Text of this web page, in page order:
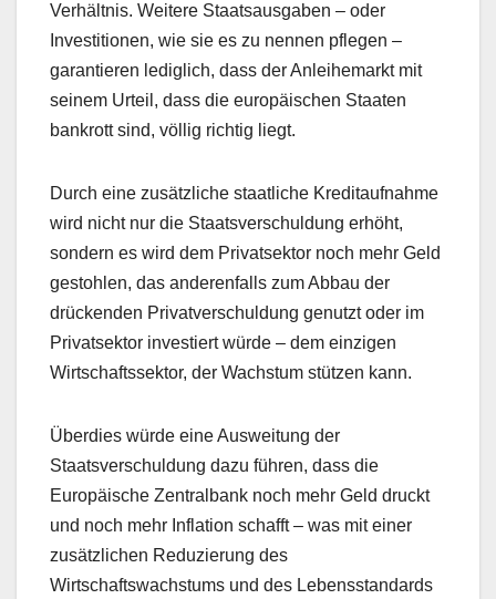
Verhältnis. Weitere Staatsausgaben – oder
Investitionen, wie sie es zu nennen pflegen –
garantieren lediglich, dass der Anleihemarkt mit
seinem Urteil, dass die europäischen Staaten
bankrott sind, völlig richtig liegt.
Durch eine zusätzliche staatliche Kreditaufnahme
wird nicht nur die Staatsverschuldung erhöht,
sondern es wird dem Privatsektor noch mehr Geld
gestohlen, das anderenfalls zum Abbau der
drückenden Privatverschuldung genutzt oder im
Privatsektor investiert würde – dem einzigen
Wirtschaftssektor, der Wachstum stützen kann.
Überdies würde eine Ausweitung der
Staatsverschuldung dazu führen, dass die
Europäische Zentralbank noch mehr Geld druckt
und noch mehr Inflation schafft – was mit einer
zusätzlichen Reduzierung des
Wirtschaftswachstums und des Lebensstandards